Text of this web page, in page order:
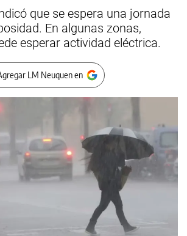
que se espera una jornada
En algunas zonas,
esperar actividad eléctrica.
LM Neuquen en